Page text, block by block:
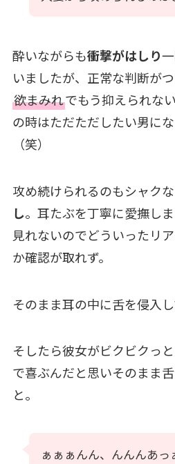
酔いながらも衝撃がはしり
いましたが、正常な判断が
欲まみれでもう抑えられな
の時はただただしたい男に
（笑）
攻め続けられるのもシャク
し。耳たぶを丁寧に愛撫し
見れないのでどういったリ
か確認が取れず。
そのまま耳の中に舌を侵入し
そしたら彼女がビクビクっ
で喜ぶんだと思いそのまま
と。
ぁぁぁんん、んんんあっ